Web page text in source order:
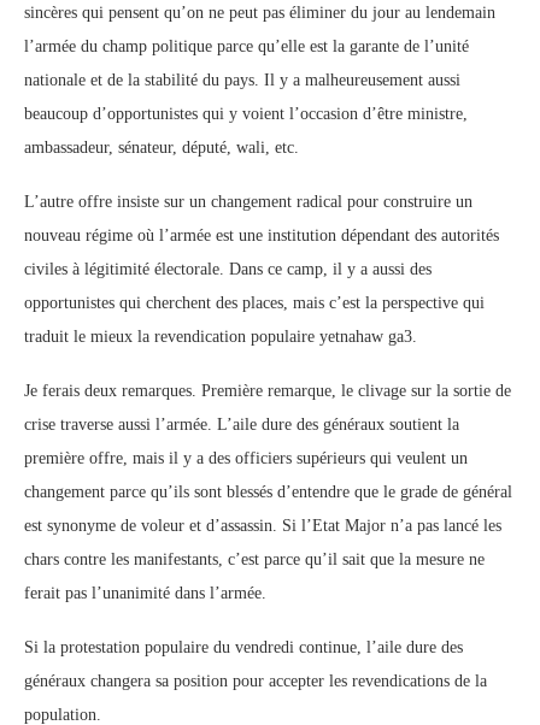
sincères qui pensent qu’on ne peut pas éliminer du jour au lendemain
l’armée du champ politique parce qu’elle est la garante de l’unité
nationale et de la stabilité du pays. Il y a malheureusement aussi
beaucoup d’opportunistes qui y voient l’occasion d’être ministre,
ambassadeur, sénateur, député, wali, etc.
L’autre offre insiste sur un changement radical pour construire un
nouveau régime où l’armée est une institution dépendant des autorités
civiles à légitimité électorale. Dans ce camp, il y a aussi des
opportunistes qui cherchent des places, mais c’est la perspective qui
traduit le mieux la revendication populaire yetnahaw ga3.
Je ferais deux remarques. Première remarque, le clivage sur la sortie de
crise traverse aussi l’armée. L’aile dure des généraux soutient la
première offre, mais il y a des officiers supérieurs qui veulent un
changement parce qu’ils sont blessés d’entendre que le grade de général
est synonyme de voleur et d’assassin. Si l’Etat Major n’a pas lancé les
chars contre les manifestants, c’est parce qu’il sait que la mesure ne
ferait pas l’unanimité dans l’armée.
Si la protestation populaire du vendredi continue, l’aile dure des
généraux changera sa position pour accepter les revendications de la
population.